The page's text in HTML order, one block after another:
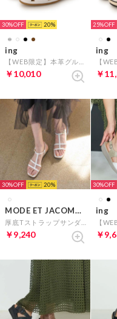
30% 20
ing
￥10,010
25%
ing
￥
30% 20
MODE ET JACOMO carino
￥9,240
30%
ing
￥